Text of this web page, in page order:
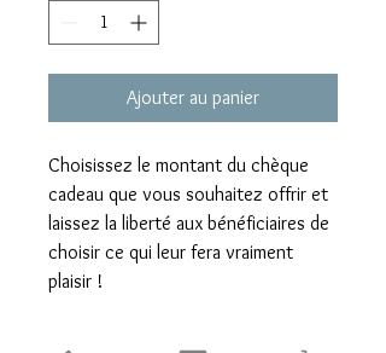
Ajouter au panier
Choisissez le montant du chèque
cadeau que vous souhaitez offrir et
laissez la liberté aux bénéficiaires de
choisir ce qui leur fera vraiment
plaisir !